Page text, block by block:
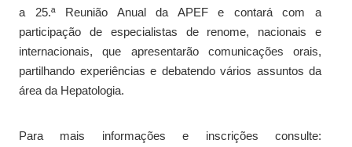
a 25.ª Reunião Anual da APEF e contará com a
participação de especialistas de renome, nacionais e
internacionais, que apresentarão comunicações orais,
partilhando experiências e debatendo vários assuntos da
área da Hepatologia.
Para mais informações e inscrições consulte: